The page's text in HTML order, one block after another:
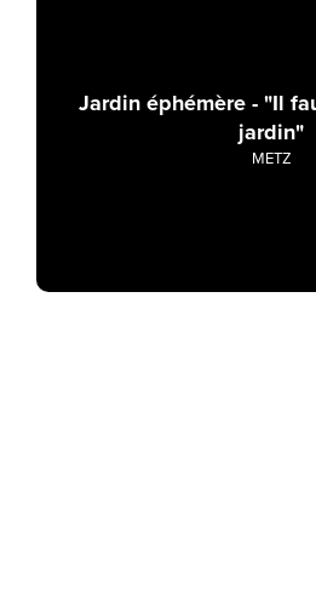
Jardin éphémère - "Il
jardin"
METZ